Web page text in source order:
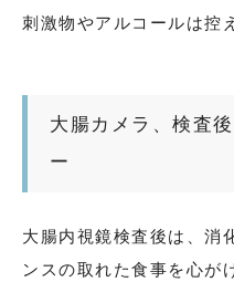
刺激物やアルコールは控
大腸カメラ、検査
ー
大腸内視鏡検査後は、消
ンスの取れた食事を心が